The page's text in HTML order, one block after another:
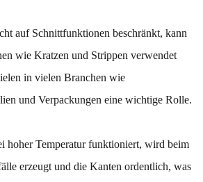
auf Schnittfunktionen beschränkt, kann
wie Kratzen und Strippen verwendet
in vielen Branchen wie
und Verpackungen eine wichtige Rolle.
hoher Temperatur funktioniert, wird beim
erzeugt und die Kanten ordentlich, was